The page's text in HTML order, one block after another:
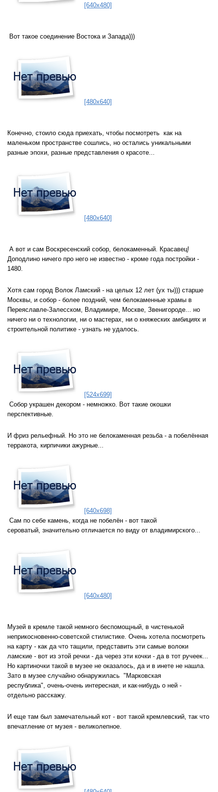
[640x480]
Вот такое соединение Востока и Запада)))
[480x640]
Конечно, стоило сюда приехать, чтобы посмотреть как на
маленьком пространстве сошлись, но остались уникальными
разные эпохи, разные представления о красоте...
[480x640]
А вот и сам Воскресенский собор, белокаменный. Красавец!
Доподлино ничего про него не известно - кроме года постройки -
1480.
Хотя сам город Волок Ламский - на целых 12 лет (ух ты))) старше
Москвы, и собор - более поздний, чем белокаменные храмы в
Переяславле-Залесском, Владимире, Москве, Звенигороде... но
ничего ни о технологии, ни о мастерах, ни о княжеских амбициях и
строительной политике - узнать не удалось.
[524x699]
Собор украшен декором - немножко. Вот такие окошки
перспективные.
И фриз рельефный. Но это не белокаменная резьба - а побелённая
терракота, кирпичики ажурные...
[640x698]
Сам по себе камень, когда не побелён - вот такой
сероватый, значительно отличается по виду от владимирского...
[640x480]
Музей в кремле такой немного беспомощный, в чистенькой
неприкосновенно-советской стилистике. Очень хотела посмотреть
на карту - как да что тащили, представить эти самые волоки
ламские - вот из этой речки - да через эти кочки - да в тот ручеек...
Но картиночки такой в музее не оказалось, да и в инете не нашла.
Зато в музее случайно обнаружилась "Марковская
республика", очень-очень интересная, и как-нибудь о ней -
отдельно расскажу.
И еще там был замечательный кот - вот такой кремлевский, так что
впечатление от музея - великолепное.